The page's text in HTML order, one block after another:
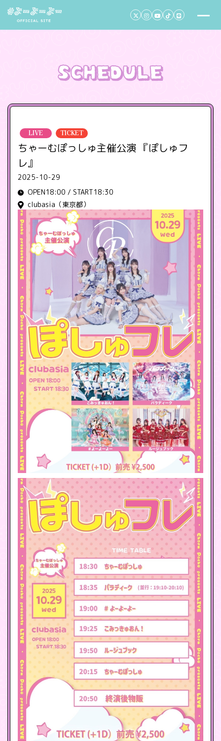
LIVE TICKET
ちゃーむぽっしゅ主催公演 『ぽしゅフ
レ』
2025-10-29
OPEN18:00 / START18:30
clubasia（東京都）